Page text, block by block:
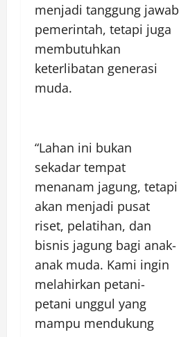
menjadi tanggung jawab
pemerintah, tetapi juga
membutuhkan
keterlibatan generasi
muda.
“Lahan ini bukan
sekadar tempat
menanam jagung, tetapi
akan menjadi pusat
riset, pelatihan, dan
bisnis jagung bagi anak-
anak muda. Kami ingin
melahirkan petani-
petani unggul yang
mampu mendukung